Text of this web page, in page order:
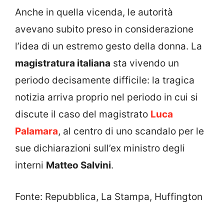
Anche in quella vicenda, le autorità
avevano subito preso in considerazione
l’idea di un estremo gesto della donna. La
magistratura italiana sta vivendo un
periodo decisamente difficile: la tragica
notizia arriva proprio nel periodo in cui si
discute il caso del magistrato Luca
Palamara, al centro di uno scandalo per le
sue dichiarazioni sull’ex ministro degli
interni Matteo Salvini.
Fonte: Repubblica, La Stampa, Huffington